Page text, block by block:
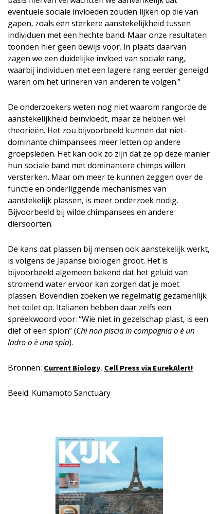
eventuele sociale invloeden zouden lijken op die van
gapen, zoals een sterkere aanstekelijkheid tussen
individuen met een hechte band. Maar onze resultaten
toonden hier geen bewijs voor. In plaats daarvan
zagen we een duidelijke invloed van sociale rang,
waarbij individuen met een lagere rang eerder geneigd
waren om het urineren van anderen te volgen.”
De onderzoekers weten nog niet waarom rangorde de
aanstekelijkheid beïnvloedt, maar ze hebben wel
theorieën. Het zou bijvoorbeeld kunnen dat niet-
dominante chimpansees meer letten op andere
groepsleden. Het kan ook zo zijn dat ze op deze manier
hun sociale band met dominantere chimps willen
versterken. Maar om meer te kunnen zeggen over de
functie en onderliggende mechanismes van
aanstekelijk plassen, is meer onderzoek nodig.
Bijvoorbeeld bij wilde chimpansees en andere
diersoorten.
De kans dat plassen bij mensen ook aanstekelijk werkt,
is volgens de Japanse biologen groot. Het is
bijvoorbeeld algemeen bekend dat het geluid van
stromend water ervoor kan zorgen dat je moet
plassen. Bovendien zoeken we regelmatig gezamenlijk
het toilet op. Italianen hebben daar zelfs een
spreekwoord voor: “Wie niet in gezelschap plast, is een
dief of een spion” (Chi non piscia in compagnia o è un
ladro o è una spia).
Bronnen: Current Biology, Cell Press via EurekAlert!
Beeld: Kumamoto Sanctuary